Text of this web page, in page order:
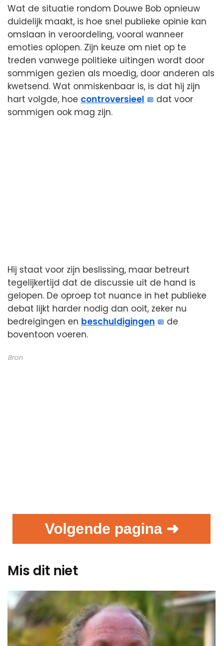
Wat de situatie rondom Douwe Bob opnieuw
duidelijk maakt, is hoe snel publieke opinie kan
omslaan in veroordeling, vooral wanneer
emoties oplopen. Zijn keuze om niet op te
treden vanwege politieke uitingen wordt door
sommigen gezien als moedig, door anderen als
kwetsend. Wat onmiskenbaar is, is dat hij zijn
hart volgde, hoe controversieel
dat voor
sommigen ook mag zijn.
Hij staat voor zijn beslissing, maar betreurt
tegelijkertijd dat de discussie uit de hand is
gelopen. De oproep tot nuance in het publieke
debat lijkt harder nodig dan ooit, zeker nu
bedreigingen en beschuldigingen
de
boventoon voeren.
Bron
Volgende pagina ➜
Mis dit niet